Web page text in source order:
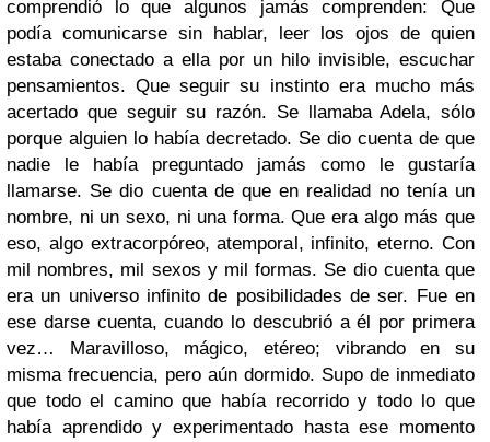
comprendió lo que algunos jamás comprenden: Que
podía comunicarse sin hablar, leer los ojos de quien
estaba conectado a ella por un hilo invisible, escuchar
pensamientos. Que seguir su instinto era mucho más
acertado que seguir su razón. Se llamaba Adela, sólo
porque alguien lo había decretado. Se dio cuenta de que
nadie le había preguntado jamás como le gustaría
llamarse. Se dio cuenta de que en realidad no tenía un
nombre, ni un sexo, ni una forma. Que era algo más que
eso, algo extracorpóreo, atemporal, infinito, eterno. Con
mil nombres, mil sexos y mil formas. Se dio cuenta que
era un universo infinito de posibilidades de ser. Fue en
ese darse cuenta, cuando lo descubrió a él por primera
vez… Maravilloso, mágico, etéreo; vibrando en su
misma frecuencia, pero aún dormido. Supo de inmediato
que todo el camino que había recorrido y todo lo que
había aprendido y experimentado hasta ese momento